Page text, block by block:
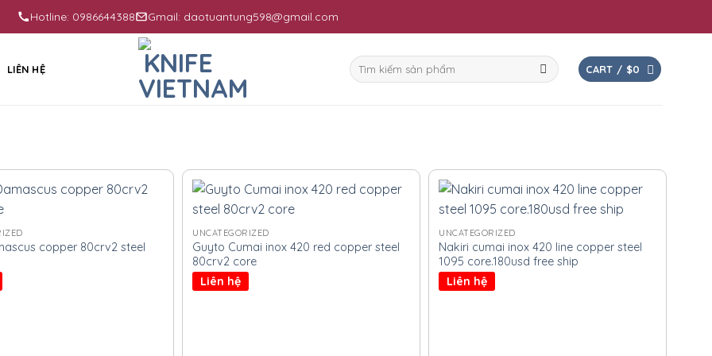
Hotline: 0986644388 Gmail: daotuantung598@gmail.com
LIÊN HỆ
Search
for:
CART / $0
copper 80crv2 steel
UNCATEGORIZED
Guyto Cumai inox 420 red copper steel
80crv2 core
Liên hệ
UNCATEGORIZED
Nakiri cumai inox 420 line copper steel
1095 core.180usd free ship
Liên hệ